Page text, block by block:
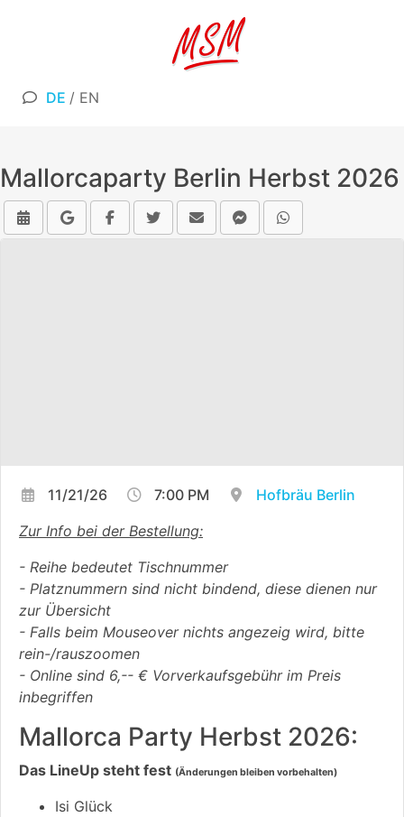
DE / EN
Mallorcaparty Berlin Herbst 2026
11/21/26 7:00 PM
Hofbräu Berlin
Zur Info bei der Bestellung:
- Reihe bedeutet Tischnummer
- Platznummern sind nicht bindend, diese dienen nur
zur Übersicht
- Falls beim Mouseover nichts angezeig wird, bitte
rein-/rauszoomen
- Online sind 6,-- € Vorverkaufsgebühr im Preis
inbegriffen
Mallorca Party Herbst 2026:
Das LineUp steht fest (Änderungen bleiben vorbehalten)
Isi Glück